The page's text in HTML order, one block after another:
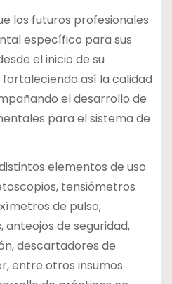
los futuros profesionales
específico para sus
el inicio de su
así la calidad
el desarrollo de
para el sistema de
elementos de uso
tensiómetros
de pulso,
de seguridad,
descartadores de
entre otros insumos